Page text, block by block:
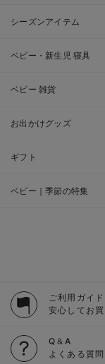
シーズンアイテム
ベビー・新生児 寝具
ベビー 雑貨
お出かけグッズ
ギフト
ベビー｜季節の特集
ご利用ガイド
安心してお
Q＆A
よくある質